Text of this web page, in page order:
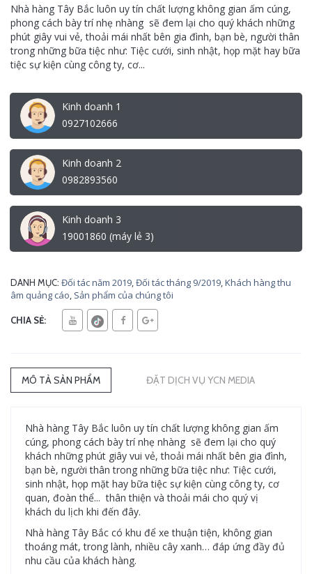
Nhà hàng Tây Bắc luôn uy tín chất lượng không gian ấm cúng,
phong cách bày trí nhẹ nhàng sẽ đem lại cho quý khách những
phút giây vui vẻ, thoải mái nhất bên gia đình, bạn bè, người thân
trong những bữa tiệc như: Tiệc cưới, sinh nhật, họp mặt hay bữa
tiệc sự kiện cùng công ty, cơ...
Kinh doanh 1
0927102666
Kinh doanh 2
0982893560
Kinh doanh 3
19001860 (máy lẻ 3)
DANH MỤC: Đối tác năm 2019,Đối tác tháng 9/2019,Khách hàng thu
âm quảng cáo, Sản phẩm của chúng tôi
CHIA SẺ:
MÔ TẢ SẢN PHẨM ĐẶT DỊCH VỤ YCN MEDIA
Nhà hàng Tây Bắc luôn uy tín chất lượng không gian ấm
cúng, phong cách bày trí nhẹ nhàng sẽ đem lại cho quý
khách những phút giây vui vẻ, thoải mái nhất bên gia đình,
bạn bè, người thân trong những bữa tiệc như: Tiệc cưới,
sinh nhật, họp mặt hay bữa tiệc sự kiện cùng công ty, cơ
quan, đoàn thể... thân thiện và thoải mái cho quý vị
khách du lịch khi đến đây.
Nhà hàng Tây Bắc có khu để xe thuận tiện, không gian
thoáng mát, trong lành, nhiều cây xanh… đáp ứng đầy đủ
nhu cầu của khách hàng.